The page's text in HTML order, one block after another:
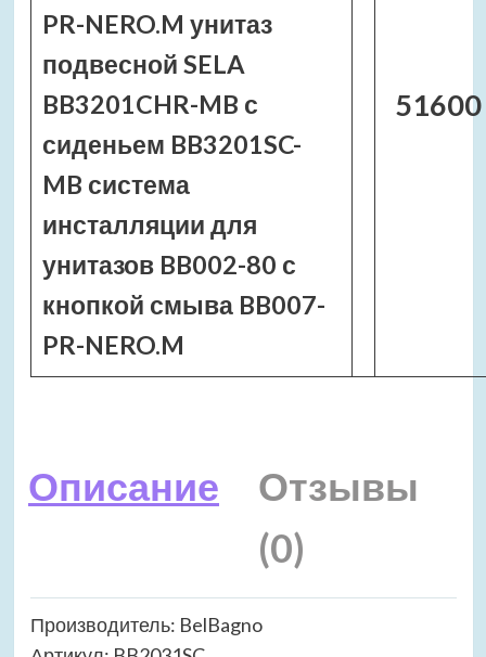
PR-NERO.M унитаз
подвесной SELA
BB3201CHR-MB с
сиденьем BB3201SC-
MB система
инсталляции для
унитазов BB002-80 с
кнопкой смыва BB007-
PR-NERO.M
Описание
Отзывы
(0)
Производитель: BelBagno